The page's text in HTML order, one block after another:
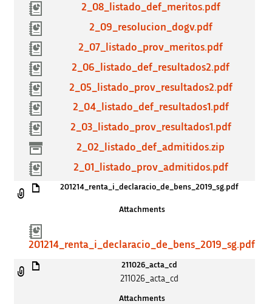
2_08_listado_def_meritos.pdf
2_09_resolucion_dogv.pdf
2_07_listado_prov_meritos.pdf
2_06_listado_def_resultados2.pdf
2_05_listado_prov_resultados2.pdf
2_04_listado_def_resultados1.pdf
2_03_listado_prov_resultados1.pdf
2_02_listado_def_admitidos.zip
2_01_listado_prov_admitidos.pdf
201214_renta_i_declaracio_de_bens_2019_sg.pdf
Attachments
201214_renta_i_declaracio_de_bens_2019_sg.pdf
211026_acta_cd
211026_acta_cd
Attachments